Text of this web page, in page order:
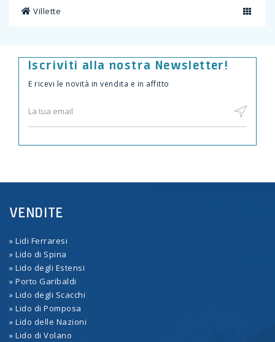
Villette
Iscriviti alla nostra Newsletter!
E ricevi le novità in vendita e in affitto
VENDITE
» Lidi Ferraresi
» Lido di Spina
» Lido degli Estensi
» Porto Garibaldi
» Lido degli Scacchi
» Lido di Pomposa
» Lido delle Nazioni
» Lido di Volano